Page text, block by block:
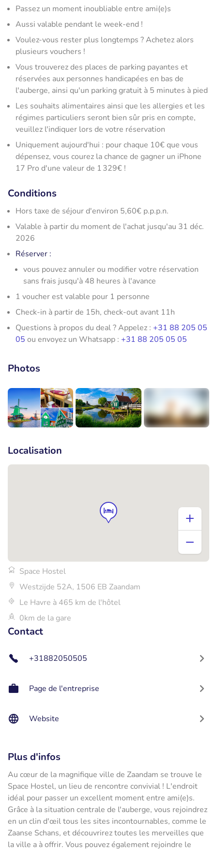
Passez un moment inoubliable entre ami(e)s
Aussi valable pendant le week-end !
Voulez-vous rester plus longtemps ? Achetez alors
plusieurs vouchers !
Vous trouverez des places de parking payantes et
réservées aux personnes handicapées en bas de
l'auberge, ainsi qu'un parking gratuit à 5 minutes à pied
Les souhaits alimentaires ainsi que les allergies et les
régimes particuliers seront bien sûr pris en compte,
veuillez l'indiquer lors de votre réservation
Uniquement aujourd'hui : pour chaque 10€ que vous
dépensez, vous courez la chance de gagner un iPhone
17 Pro d'une valeur de 1 329€ !
Conditions
Hors taxe de séjour d'environ 5,60€ p.p.p.n.
Valable à partir du moment de l'achat jusqu'au 31 déc.
2026
Réserver :
vous pouvez annuler ou modifier votre réservation
sans frais jusqu'à 48 heures à l'avance
1 voucher est valable pour 1 personne
Check-in à partir de 15h, check-out avant 11h
Questions à propos du deal ? Appelez : +31 88 205 05
05 ou envoyez un Whatsapp : +31 88 205 05 05
Photos
Localisation
Space Hostel
Westzijde 52A, 1506 EB Zaandam
Le Havre à 465 km de l'hôtel
0km de la gare
Contact
+31882050505
Page de l'entreprise
Website
Plus d'infos
Au cœur de la magnifique ville de Zaandam se trouve le
Space Hostel, un lieu de rencontre convivial ! L'endroit
idéal pour passer un excellent moment entre ami(e)s.
Grâce à la situation centrale de l'auberge, vous rejoindrez
en un clin d'œil tous les sites incontournables, comme le
Zaanse Schans, et découvrirez toutes les merveilles que
la ville a à offrir. Vous pouvez également rejoindre le